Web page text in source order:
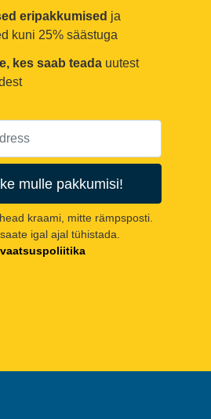
eripakkumised ja
kuni 25% säästuga
kes saab teada uutest
mulle pakkumisi!
kraami, mitte rämpsposti.
igal ajal tühistada.